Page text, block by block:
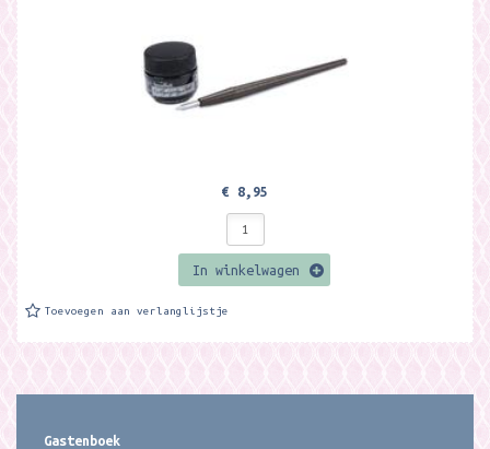
€ 8,95
In winkelwagen
Toevoegen aan verlanglijstje
Gastenboek